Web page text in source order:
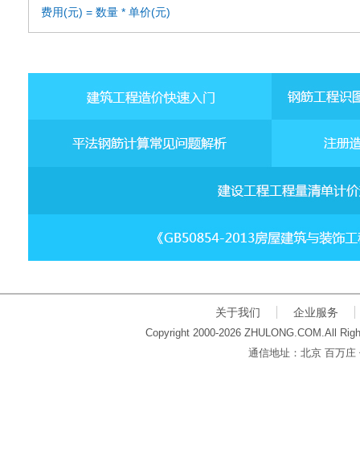
费用(元) = 数量 * 单价(元)
关于我们 企业服务
Copyright 2000-2026 ZHULONG.COM.All
通信地址：北京 百万